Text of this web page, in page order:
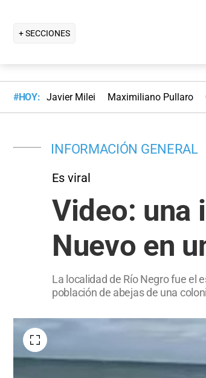
+ SECCIONES
#HOY: Javier Milei Maximiliano Pullaro
INFORMACIÓN GENERAL
Es viral
Video: una
Nuevo en
La localidad de Río Negro fue el
población de abejas de una